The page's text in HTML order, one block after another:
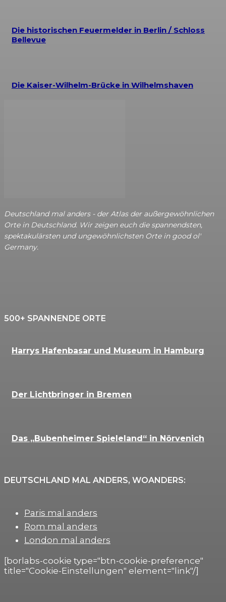
Die historischen Feuermelder in Berlin / Schloss
Bellevue
Die Kaiser-Wilhelm-Brücke in Wilhelmshaven
Deutschland mal anders - der Atlas der außergewöhnlichen
Orte in Deutschland. Wir zeigen euch die spannendsten,
spektakulärsten und ungewöhnlichsten Orte in good ol'
Germany.
500+ SPANNENDE ORTE
Harrys Hafenbasar und Museum in Hamburg
Der Lichtbringer in Bremen
Das „Bubenheimer Spieleland“ in Nörvenich
DEUTSCHLAND MAL ANDERS, WOANDERS:
Paris mal anders
Rom mal anders
London mal anders
[borlabs-cookie type="btn-cookie-preference"
title="Cookie-Einstellungen" element="link"/]